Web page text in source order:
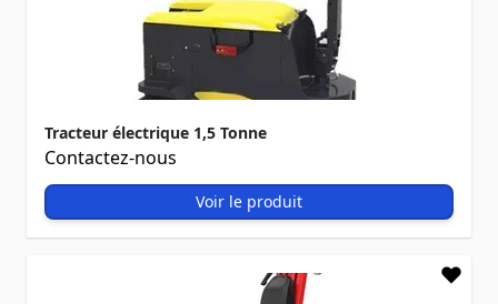
Tracteur électrique 1,5 Tonne
Contactez-nous
Voir le produit